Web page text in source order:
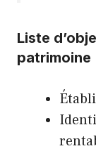
Liste
patrimoine